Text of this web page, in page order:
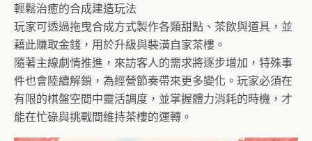
輕鬆治癒的合成建造玩法
玩家可透過拖曳合成方式製作各類甜點、茶飲與道具，並
藉此賺取金錢，用於升級與裝潢自家茶樓。
隨著主線劇情推進，來訪客人的需求將逐步增加，特殊事
件也會陸續解鎖，為經營節奏帶來更多變化。玩家必須在
有限的棋盤空間中靈活調度，並掌握體力消耗的時機，才
能在忙碌與挑戰間維持茶樓的運轉。